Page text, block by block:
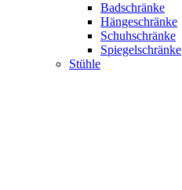
Badschränke
Hängeschränke
Schuhschränke
Spiegelschränke
Stühle